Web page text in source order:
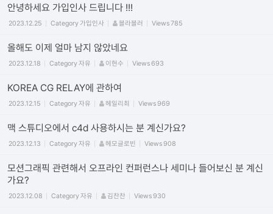
안녕하세요 가입인사 드립니다 !!!
2023.12.25 Category가입인사 블라블러 Views785
올해도 이제 얼마 남지 않았네요
2023.12.18 Category자유 이현수 Views693
KOREA CG RELAY에 관하여
2023.12.15 Category자유 헤일리최 Views969
맥 스튜디오에서 c4d 사용하시는 분 계신가요?
2023.12.13 Category자유 헤모글로빈 Views908
모션그래픽 관련해서 오프라인 컨퍼런스나 세미나 들어보신 분 계신
가요?
2023.12.08 Category자유 김찬찬 Views930